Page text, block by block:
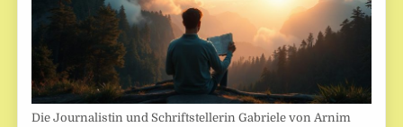
Die Journalistin und Schriftstellerin Gabriele von Arnim